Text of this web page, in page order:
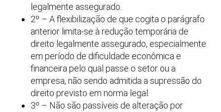
legalmente assegurado.
2º – A flexibilização de que cogita o parágrafo
anterior limita-se à redução temporária de
direito legalmente assegurado, especialmente
em período de dificuldade econômica e
financeira pelo qual passe o setor ou a
empresa, não sendo admitida a supressão do
direito previsto em norma legal.
3º – Não são passíveis de alteração por